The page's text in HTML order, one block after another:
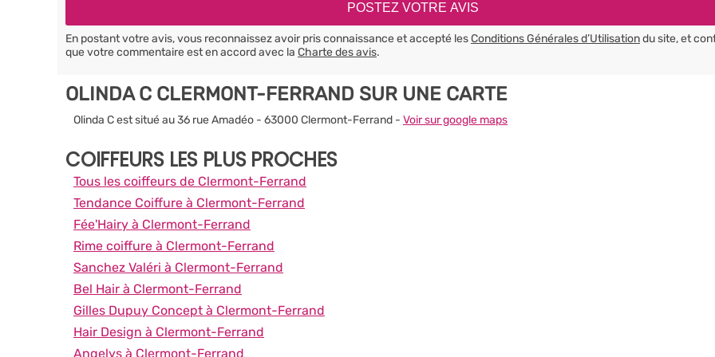
En postant votre avis, vous reconnaissez avoir pris connaissance et accepté lesConditions Générales d’Utilisationdu site, et
que votre commentaire est en accord avec la Charte des avis.
OLINDA C CLERMONT-FERRAND SUR UNE CARTE
Olinda C est situé au 36 rue Amadéo - 63000 Clermont-Ferrand - Voir sur google maps
COIFFEURS LES PLUS PROCHES
Tous les coiffeurs de Clermont-Ferrand
Tendance Coiffure à Clermont-Ferrand
Fée'Hairy à Clermont-Ferrand
Rime coiffure à Clermont-Ferrand
Sanchez Valéri à Clermont-Ferrand
Bel Hair à Clermont-Ferrand
Gilles Dupuy Concept à Clermont-Ferrand
Hair Design à Clermont-Ferrand
Angelys à Clermont-Ferrand